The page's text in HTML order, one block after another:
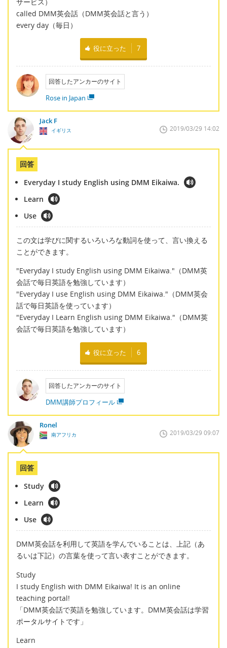
called DMM英会話（DMM英会話と言う）
every day（毎日）
役に立った 7
回答したアンカーのサイト
Rose in Japan
Jack F
イギリス 2019/03/29 14:02
回答
Everyday I study English using DMM Eikaiwa.
Learn
Use
この文は学びに関するいろいろな動詞を使って、言い換える
ことができます。
"Everyday I study English using DMM Eikaiwa."（DMM英
会話で毎日英語を勉強しています）
"Everyday I use English using DMM Eikaiwa."（DMM英会
話で毎日英語を使っています）
"Everyday I Learn English using DMM Eikaiwa."（DMM英
会話で毎日英語を勉強しています）
役に立った 6
回答したアンカーのサイト
DMM講師プロフィール
Ronel
南アフリカ 2019/03/29 09:07
回答
Study
Learn
Use
DMM英会話を利用して英語を学んでいることは、上記（あ
るいは下記）の言葉を使って言い表すことができます。
Study
I study English with DMM Eikaiwa! It is an online
teaching portal!
「DMM英会話で英語を勉強しています。DMM英会話は学習
ポータルサイトです」
Learn